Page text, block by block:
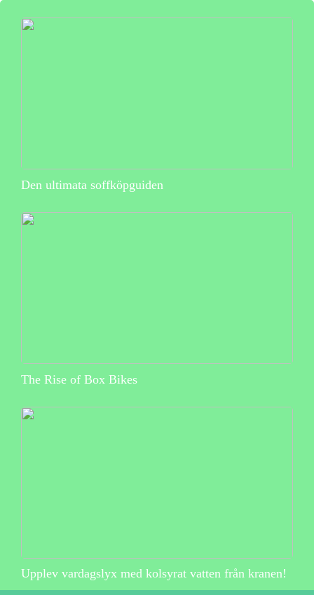
Den ultimata soffköpguiden
The Rise of Box Bikes
Upplev vardagslyx med kolsyrat vatten från kranen!